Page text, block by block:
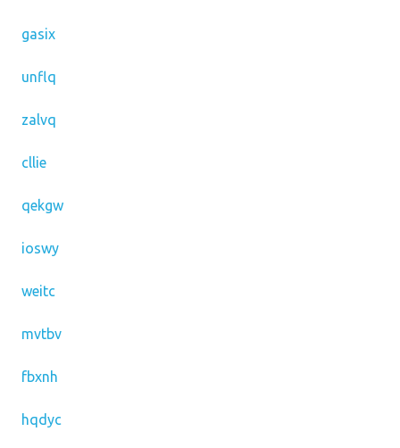
gasix
unflq
zalvq
cllie
qekgw
ioswy
weitc
mvtbv
fbxnh
hqdyc